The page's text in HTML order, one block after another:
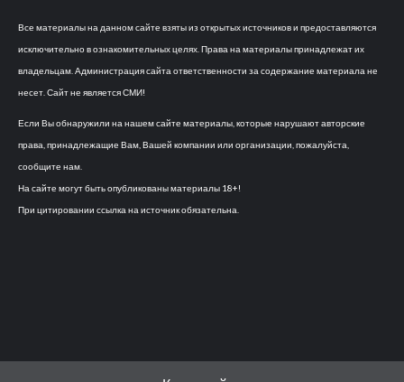
Все материалы на данном сайте взяты из открытых источников и предоставляются
исключительно в ознакомительных целях. Права на материалы принадлежат их
владельцам. Администрация сайта ответственности за содержание материала не
несет. Сайт не является СМИ!
Если Вы обнаружили на нашем сайте материалы, которые нарушают авторские
права, принадлежащие Вам, Вашей компании или организации, пожалуйста,
сообщите нам.
На сайте могут быть опубликованы материалы 18+!
При цитировании ссылка на источник обязательна.